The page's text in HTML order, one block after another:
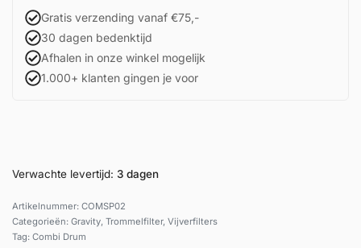
Gratis verzending vanaf €75,-
30 dagen bedenktijd
Afhalen in onze winkel mogelijk
1.000+ klanten gingen je voor
Verwachte levertijd: 3 dagen
COMSP02
Categorieën: Gravity, Trommelfilter, Vijverfilters
Tag: Combi Drum